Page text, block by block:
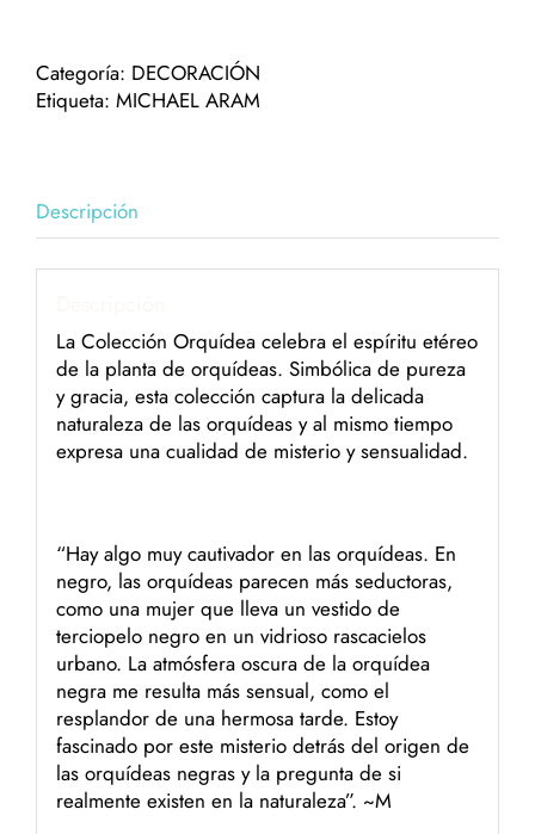
Orchid¨
cantidad
Categoría: DECORACIÓN
Etiqueta: MICHAEL ARAM
Descripción
La Colección Orquídea celebra el espíritu etéreo
de la planta de orquídeas. Simbólica de pureza
y gracia, esta colección captura la delicada
naturaleza de las orquídeas y al mismo tiempo
expresa una cualidad de misterio y sensualidad.
“Hay algo muy cautivador en las orquídeas. En
negro, las orquídeas parecen más seductoras,
como una mujer que lleva un vestido de
terciopelo negro en un vidrioso rascacielos
urbano. La atmósfera oscura de la orquídea
negra me resulta más sensual, como el
resplandor de una hermosa tarde. Estoy
fascinado por este misterio detrás del origen de
las orquídeas negras y la pregunta de si
realmente existen en la naturaleza”. ~M